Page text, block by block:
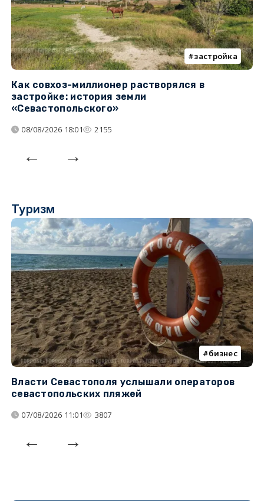
застройка
Как совхоз-миллионер растворялся в
застройке: история земли
«Севастопольского»
08/08/2026 18:01 2155
Туризм
бизнес
Власти Севастополя услышали операторов
севастопольских пляжей
07/08/2026 11:01 3807